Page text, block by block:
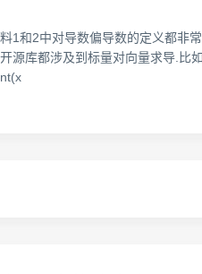
1和2中对导数偏导数的定义都非
源库都涉及到标量对向量求导.